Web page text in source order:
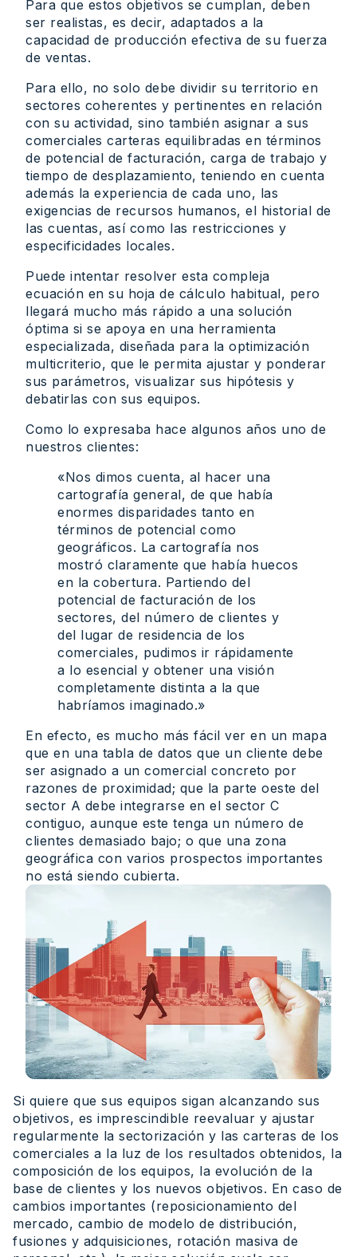
Para que estos objetivos se cumplan, deben
ser realistas, es decir, adaptados a la
capacidad de producción efectiva de su fuerza
de ventas.
Para ello, no solo debe dividir su territorio en
sectores coherentes y pertinentes en relación
con su actividad, sino también asignar a sus
comerciales carteras equilibradas en términos
de potencial de facturación, carga de trabajo y
tiempo de desplazamiento, teniendo en cuenta
además la experiencia de cada uno, las
exigencias de recursos humanos, el historial de
las cuentas, así como las restricciones y
especificidades locales.
Puede intentar resolver esta compleja
ecuación en su hoja de cálculo habitual, pero
llegará mucho más rápido a una solución
óptima si se apoya en una herramienta
especializada, diseñada para la optimización
multicriterio, que le permita ajustar y ponderar
sus parámetros, visualizar sus hipótesis y
debatirlas con sus equipos.
Como lo expresaba hace algunos años uno de
nuestros clientes:
«Nos dimos cuenta, al hacer una
cartografía general, de que había
enormes disparidades tanto en
términos de potencial como
geográficos. La cartografía nos
mostró claramente que había huecos
en la cobertura. Partiendo del
potencial de facturación de los
sectores, del número de clientes y
del lugar de residencia de los
comerciales, pudimos ir rápidamente
a lo esencial y obtener una visión
completamente distinta a la que
habríamos imaginado.»
En efecto, es mucho más fácil ver en un mapa
que en una tabla de datos que un cliente debe
ser asignado a un comercial concreto por
razones de proximidad; que la parte oeste del
sector A debe integrarse en el sector C
contiguo, aunque este tenga un número de
clientes demasiado bajo; o que una zona
geográfica con varios prospectos importantes
no está siendo cubierta.
Si quiere que sus equipos sigan alcanzando sus
objetivos, es imprescindible reevaluar y ajustar
regularmente la sectorización y las carteras de los
comerciales a la luz de los resultados obtenidos, la
composición de los equipos, la evolución de la
base de clientes y los nuevos objetivos. En caso de
cambios importantes (reposicionamiento del
mercado, cambio de modelo de distribución,
fusiones y adquisiciones, rotación masiva de